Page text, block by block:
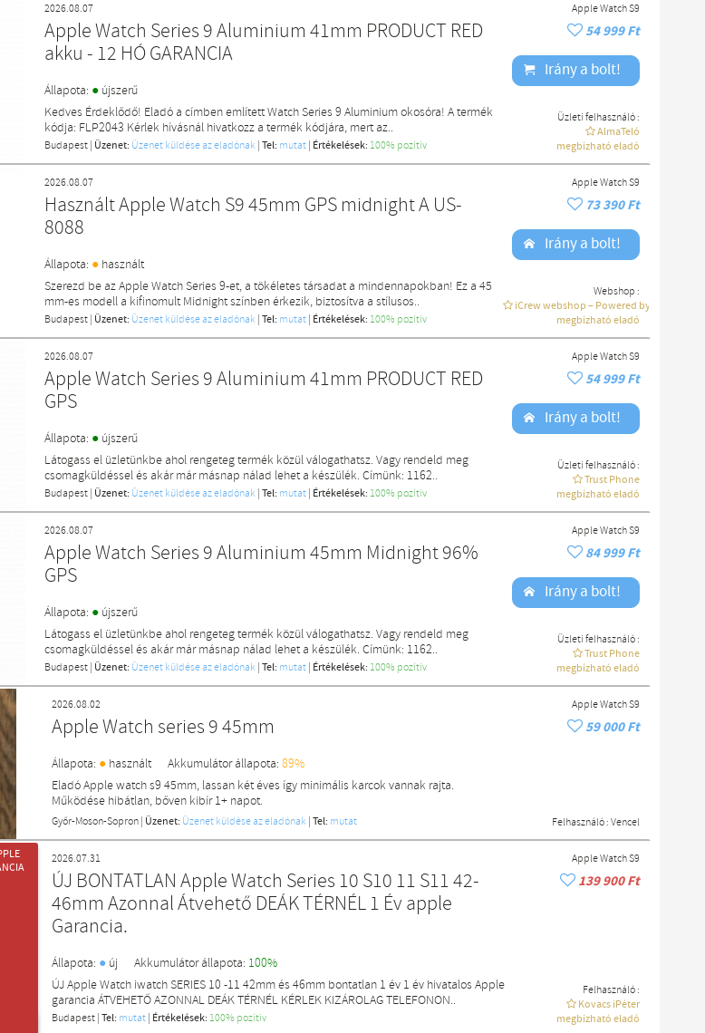
2026.08.07
Apple Watch Series 9 Aluminium 41mm PRODUCT RED
akku - 12 HÓ GARANCIA
Állapota: ● újszerű
Kedves Érdeklődő! Eladó a címben említett Watch Series 9 Aluminium okosóra! A termék
kódja: FLP2043 Kérlek hívásnál hivatkozz a termék kódjára, mert az..
Budapest | Üzenet: Üzenet küldése az eladónak |Tel: mutat | Értékelések: 100% pozítiv
Apple Watch S9
54 999 Ft
Irány a bolt!
Üzleti felhasználó :
AlmaTeló
megbízható eladó
2026.08.07
Használt Apple Watch S9 45mm GPS midnight A US-
8088
Állapota: ● használt
Szerezd be az Apple Watch Series 9-et, a tökéletes társadat a mindennapokban! Ez a 45
mm-es modell a kifinomult Midnight színben érkezik, biztosítva a stílusos..
Budapest | Üzenet: Üzenet küldése az eladónak |Tel: mutat | Értékelések: 100% pozítiv
Apple Watch S9
73 390 Ft
Irány a bolt!
Webshop :
iCrew webshop – Powered by macdoki
megbízható eladó
2026.08.07
Apple Watch Series 9 Aluminium 41mm PRODUCT RED
GPS
Állapota: ● újszerű
Látogass el üzletünkbe ahol rengeteg termék közül válogathatsz. Vagy rendeld meg
csomagküldéssel és akár már másnap nálad lehet a készülék. Címünk: 1162..
Budapest | Üzenet: Üzenet küldése az eladónak |Tel: mutat | Értékelések: 100% pozítiv
Apple Watch S9
54 999 Ft
Irány a bolt!
Üzleti felhasználó :
Trust Phone
megbízható eladó
2026.08.07
Apple Watch Series 9 Aluminium 45mm Midnight 96%
GPS
Állapota: ● újszerű
Látogass el üzletünkbe ahol rengeteg termék közül válogathatsz. Vagy rendeld meg
csomagküldéssel és akár már másnap nálad lehet a készülék. Címünk: 1162..
Budapest | Üzenet: Üzenet küldése az eladónak |Tel: mutat | Értékelések: 100% pozítiv
Apple Watch S9
84 999 Ft
Irány a bolt!
Üzleti felhasználó :
Trust Phone
megbízható eladó
2026.08.02
Apple Watch series 9 45mm
Állapota: ● használt Akkumulátor állapota: 89%
Eladó Apple watch s9 45mm, lassan két éves így minimális karcok vannak rajta.
Működése hibátlan, bőven kibír 1+ napot.
Győr-Moson-Sopron | Üzenet: Üzenet küldése az eladónak |Tel: mutat
Apple Watch S9
59 000 Ft
Felhasználó :Vencel
2026.07.31
ÚJ BONTATLAN Apple Watch Series 10 S10 11 S11 42-
46mm Azonnal Átvehető DEÁK TÉRNÉL 1 Év apple
Garancia.
Állapota: ● új Akkumulátor állapota: 100%
ÚJ Apple Watch iwatch SERIES 10 -11 42mm és 46mm bontatlan 1 év 1 év hivatalos Apple
garancia ÁTVEHETŐ AZONNAL DEÁK TÉRNÉL KÉRLEK KIZÁROLAG TELEFONON..
Budapest |Tel: mutat | Értékelések: 100% pozítiv
Apple Watch S9
139 900 Ft
Felhasználó :
Kovacs iPéter
megbízható eladó